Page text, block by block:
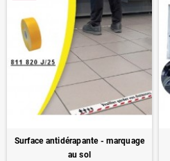
Surface antidérapante - marquage
au sol